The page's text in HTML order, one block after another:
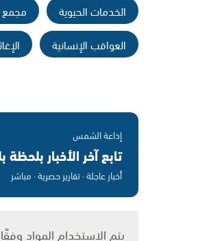
الخدمات الحيوية
مجمع
العواقب الإنسانية
إذاعة الشمس
تابع آخر الأخبار
أخبار عاجلة · تقارير حصرية · مباشر